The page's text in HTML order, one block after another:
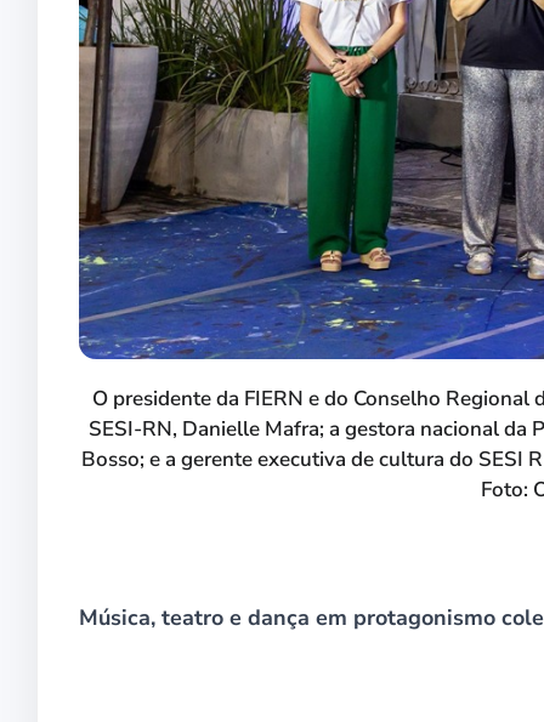
O presidente da FIERN e do Conselho
SESI-RN, Danielle Mafra; a gestora nacional
Bosso; e a gerente executiva de cultura do SESI
Foto:
Música, teatro e dança em protagonismo